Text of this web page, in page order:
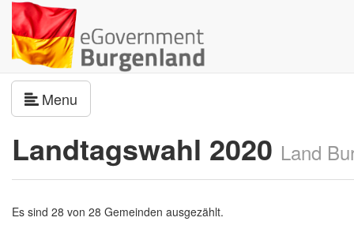
Menu
Landtagswahl 2020 Land
Es sind 28 von 28 Gemeinden ausgezählt.